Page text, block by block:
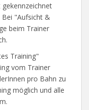
"Aufsicht &
beim Trainer
Training"
vom Trainer
pro Bahn zu
möglich und alle